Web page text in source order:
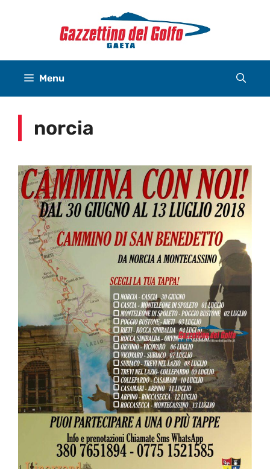
Menu
norcia